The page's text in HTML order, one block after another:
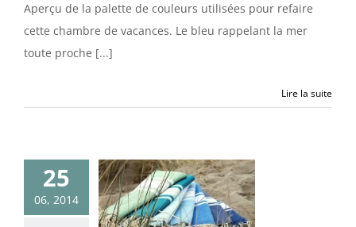
Aperçu de la palette de couleurs utilisées pour refaire
cette chambre de vacances. Le bleu rappelant la mer
toute proche [...]
Lire la suite
25
06, 2014
en vacances
maison